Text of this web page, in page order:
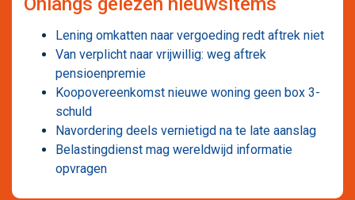
Lening omkatten naar vergoeding redt aftrek niet
Van verplicht naar vrijwillig: weg aftrek
pensioenpremie
Koopovereenkomst nieuwe woning geen box 3-
schuld
Navordering deels vernietigd na te late aanslag
Belastingdienst mag wereldwijd informatie
opvragen